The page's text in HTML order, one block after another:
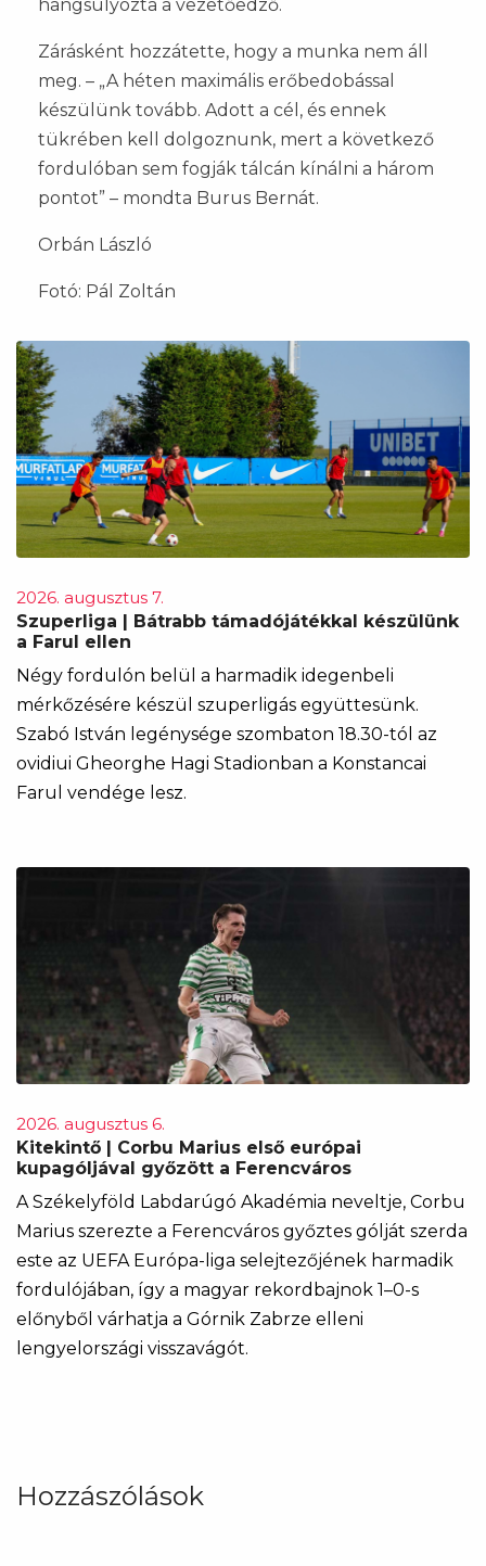
hangsúlyozta a vezetőedző.
Zárásként hozzátette, hogy a munka nem áll
meg. – „A héten maximális erőbedobással
készülünk tovább. Adott a cél, és ennek
tükrében kell dolgoznunk, mert a következő
fordulóban sem fogják tálcán kínálni a három
pontot” – mondta Burus Bernát.
Orbán László
Fotó: Pál Zoltán
2026. augusztus 7.
Szuperliga | Bátrabb támadójátékkal készülünk
a Farul ellen
Négy fordulón belül a harmadik idegenbeli
mérkőzésére készül szuperligás együttesünk.
Szabó István legénysége szombaton 18.30-tól az
ovidiui Gheorghe Hagi Stadionban a Konstancai
Farul vendége lesz.
2026. augusztus 6.
Kitekintő | Corbu Marius első európai
kupagóljával győzött a Ferencváros
A Székelyföld Labdarúgó Akadémia neveltje, Corbu
Marius szerezte a Ferencváros győztes gólját szerda
este az UEFA Európa-liga selejtezőjének harmadik
fordulójában, így a magyar rekordbajnok 1–0-s
előnyből várhatja a Górnik Zabrze elleni
lengyelországi visszavágót.
Hozzászólások